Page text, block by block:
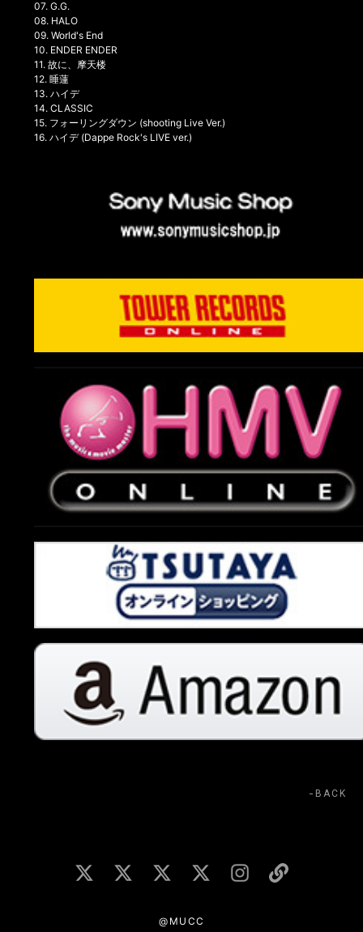
07. G.G.
08. HALO
09. World's End
10. ENDER ENDER
11. 故に、摩天楼
12. 睡蓮
13. ハイデ
14. CLASSIC
15. フォーリングダウン (shooting Live Ver.)
16. ハイデ (Dappe Rock's LIVE ver.)
BACK
@MUCC